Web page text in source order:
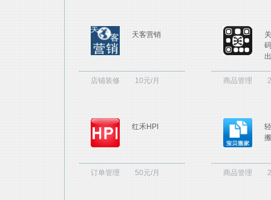
天客营销
店铺装修 10元/月
出
商品管理
红禾HPI
订单管理 50元/月 商品管理